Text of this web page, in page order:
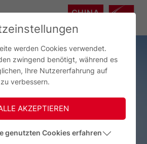
CHINA
werden Cookies verwendet.
zwingend benötigt, während es
Ihre Nutzererfahrung auf
verbessern.
AKZEPTIEREN
genutzten Cookies erfahren